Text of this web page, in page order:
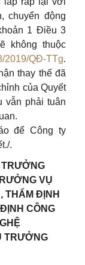
chuyển động
1 Điều 3
không thuộc
2019/QĐ-TTg.
thay thế đã
của Quyết
vẫn phải tuân
để Công ty
.
VỤ
THẨM ĐỊNH
CÔNG
TRƯỞNG